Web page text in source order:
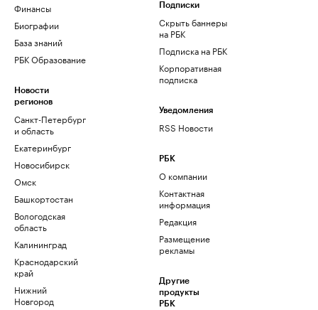
Финансы
Биографии
База знаний
РБК Образование
Новости
регионов
Санкт-Петербург
и область
Екатеринбург
Новосибирск
Омск
Башкортостан
Вологодская
область
Калининград
Краснодарский
край
Нижний
Новгород
Подписки
Скрыть баннеры
на РБК
Подписка на РБК
Корпоративная
подписка
Уведомления
RSS Новости
РБК
О компании
Контактная
информация
Редакция
Размещение
рекламы
Другие
продукты
РБК